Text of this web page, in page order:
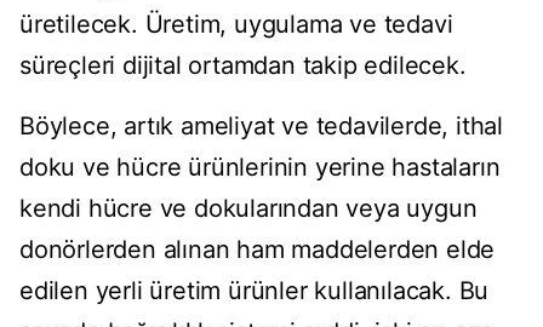
üretilecek. Üretim, uygulama ve tedavi
süreçleri dijital ortamdan takip edilecek.
Böylece, artık ameliyat ve tedavilerde, ithal
doku ve hücre ürünlerinin yerine hastaların
kendi hücre ve dokularından veya uygun
donörlerden alınan ham maddelerden elde
edilen yerli üretim ürünler kullanılacak. Bu